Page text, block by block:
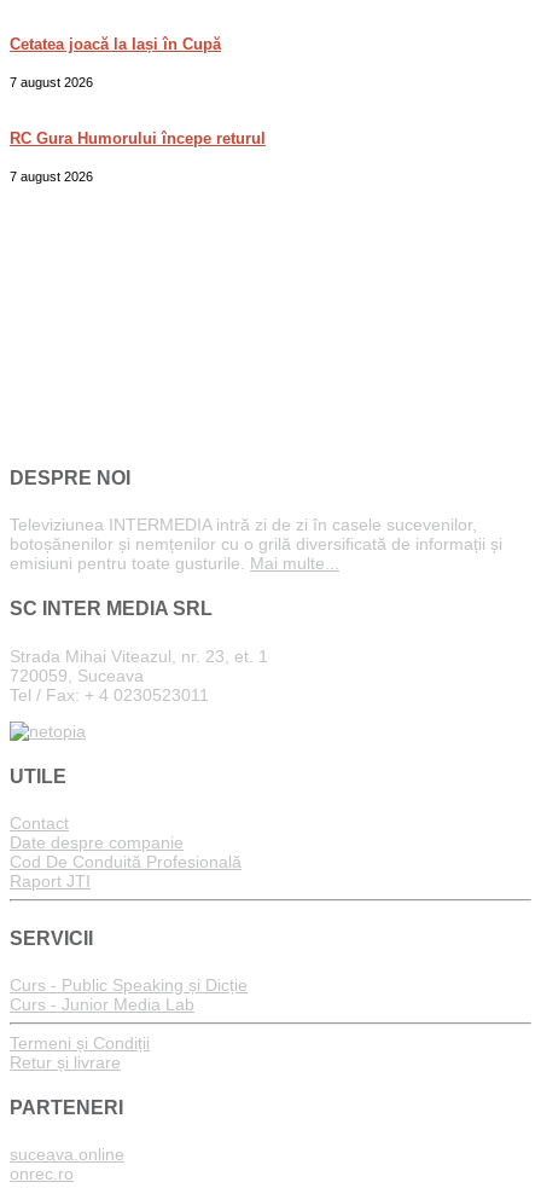
Cetatea joacă la Iași în Cupă
7 august 2026
RC Gura Humorului începe returul
7 august 2026
DESPRE NOI
Televiziunea INTERMEDIA intră zi de zi în casele sucevenilor,
botoșănenilor și nemțenilor cu o grilă diversificată de informații și
emisiuni pentru toate gusturile. Mai multe...
SC INTER MEDIA SRL
Strada Mihai Viteazul, nr. 23, et. 1
720059, Suceava
Tel / Fax: + 4 0230523011
UTILE
Contact
Date despre companie
Cod De Conduită Profesională
Raport JTI
SERVICII
Curs - Public Speaking și Dicție
Curs - Junior Media Lab
Termeni și Condiții
Retur și livrare
PARTENERI
suceava.online
onrec.ro